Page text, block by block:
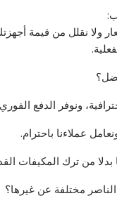
ولا نقلل من قيمة
ونوفر الدفع
عملاءنا باحترام.
بدلا من ترك المكيفات
مختلفة عن غيرها؟